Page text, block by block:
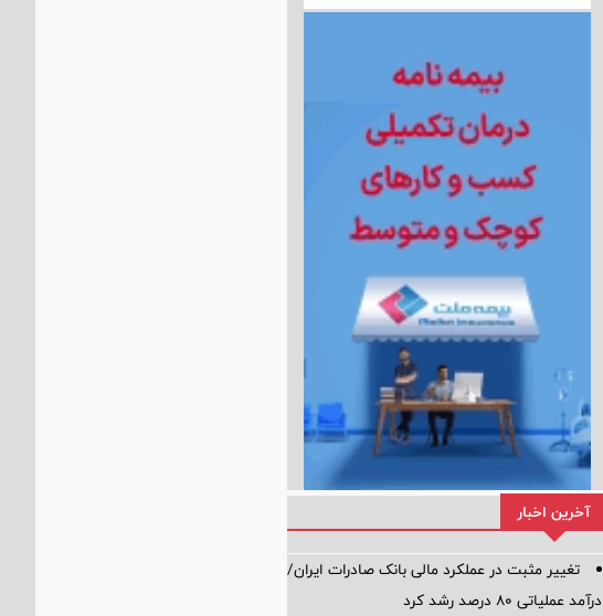
آخرین اخبار
تغییر مثبت در عملکرد مالی بانک صادرات ایران/
درآمد عملیاتی 80 درصد رشد کرد